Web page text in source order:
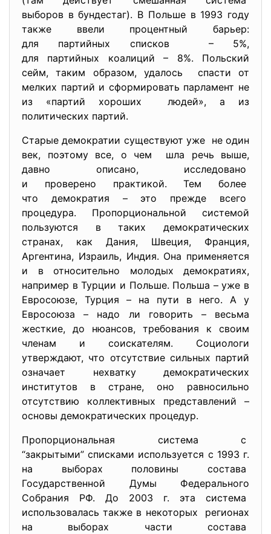
выборов в бундестаг). В Польше в 1993 году
также ввели процентный барьер:
для партийных списков – 5%,
для партийных коалиций – 8%. Польский
сейм, таким образом, удалось спасти от
мелких партий и сформировать парламент не
из «партий хороших людей», а из
политических партий.
Старые демократии существуют уже не один
век, поэтому все, о чем шла речь выше,
давно описано, исследовано
и проверено практикой. Тем более
что демократия – это прежде всего
процедура. Пропорциональной системой
пользуются в таких демократических
странах, как Дания, Швеция, Франция,
Аргентина, Израиль, Индия. Она применяется
и в относительно молодых демократиях,
например в Турции и Польше. Польша – уже в
Евросоюзе, Турция – на пути в него. А у
Евросоюза – надо ли говорить – весьма
жесткие, до нюансов, требования к своим
членам и соискателям. Социологи
утверждают, что отсутствие сильных партий
означает нехватку демократических
институтов в стране, оно равносильно
отсутствию коллективных представлений –
основы демократических процедур.
Пропорциональная система с
“закрытыми” списками используется с 1993 г.
на выборах половины состава
Государственной Думы Федерального
Собрания РФ. До 2003 г. эта система
использовалась также в некоторых регионах
на выборах части состава